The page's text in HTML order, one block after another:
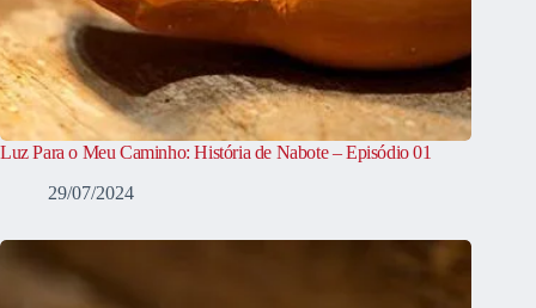
Luz Para o Meu Caminho: História de Nabote – Episódio 01
29/07/2024